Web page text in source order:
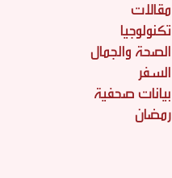
مقالات
تكنولوجيا
الصحة والجمال
السفر
بيانات صحفية
رمضان